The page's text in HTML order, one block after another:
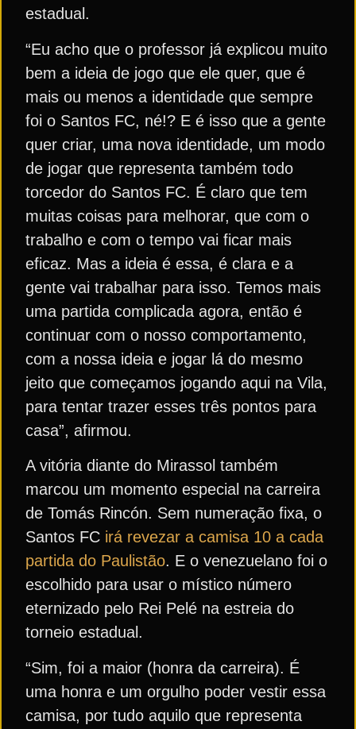
estadual.
“Eu acho que o professor já explicou muito
bem a ideia de jogo que ele quer, que é
mais ou menos a identidade que sempre
foi o Santos FC, né!? E é isso que a gente
quer criar, uma nova identidade, um modo
de jogar que representa também todo
torcedor do Santos FC. É claro que tem
muitas coisas para melhorar, que com o
trabalho e com o tempo vai ficar mais
eficaz. Mas a ideia é essa, é clara e a
gente vai trabalhar para isso. Temos mais
uma partida complicada agora, então é
continuar com o nosso comportamento,
com a nossa ideia e jogar lá do mesmo
jeito que começamos jogando aqui na Vila,
para tentar trazer esses três pontos para
casa”, afirmou.
A vitória diante do Mirassol também
marcou um momento especial na carreira
de Tomás Rincón. Sem numeração fixa, o
Santos FC irá revezar a camisa 10 a cada
partida do Paulistão. E o venezuelano foi o
escolhido para usar o místico número
eternizado pelo Rei Pelé na estreia do
torneio estadual.
“Sim, foi a maior (honra da carreira). É
uma honra e um orgulho poder vestir essa
camisa, por tudo aquilo que representa